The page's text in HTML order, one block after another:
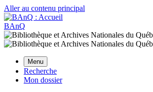
Aller au contenu principal
BAnQ
Menu
Recherche
Mon dossier